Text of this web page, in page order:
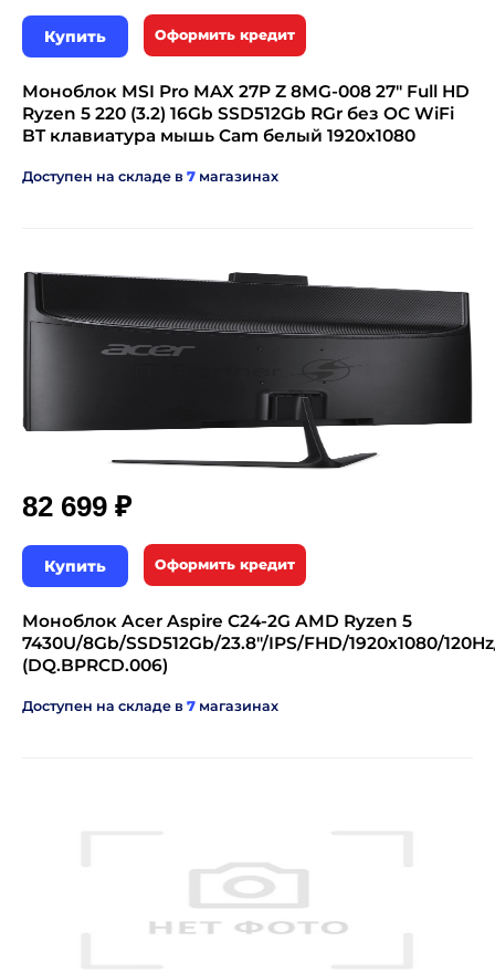
Купить Оформить кредит
Моноблок MSI Pro MAX 27P Z 8MG-008 27" Full HD
Ryzen 5 220 (3.2) 16Gb SSD512Gb RGr без ОС WiFi
BT клавиатура мышь Cam белый 1920x1080
Доступен на складе в 7 магазинах
82 699 ₽
Купить Оформить кредит
Моноблок Acer Aspire C24-2G AMD Ryzen 5
7430U/8Gb/SSD512Gb/23.8"/IPS/FHD/1920x1080/
(DQ.BPRCD.006)
Доступен на складе в 7 магазинах